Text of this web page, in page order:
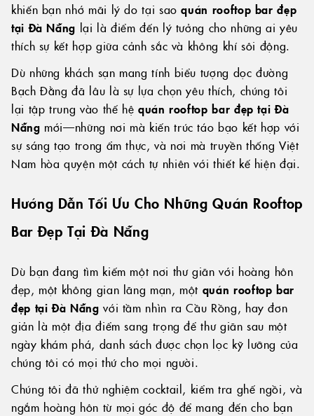
khiến bạn nhớ mãi lý do tại saoquán rooftop bar đẹp
tại Đà Nẵng lại là điểm đến lý tưởng cho những ai yêu
thích sự kết hợp giữa cảnh sắc và không khí sôi động.
Dù những khách sạn mang tính biểu tượng dọc đường
Bạch Đằng đã lâu là sự lựa chọn yêu thích, chúng tôi
lại tập trung vào thế hệ quán rooftop bar đẹp tại Đà
Nẵng mới—những nơi mà kiến trúc táo bạo kết hợp với
sự sáng tạo trong ẩm thực, và nơi mà truyền thống Việt
Nam hòa quyện một cách tự nhiên với thiết kế hiện đại.
Hướng Dẫn Tối Ưu Cho Những Quán Rooftop
Bar Đẹp Tại Đà Nẵng
Dù bạn đang tìm kiếm một nơi thư giãn với hoàng hôn
đẹp, một không gian lãng mạn, một quán rooftop bar
đẹp tại Đà Nẵng với tầm nhìn ra Cầu Rồng, hay đơn
giản là một địa điểm sang trọng để thư giãn sau một
ngày khám phá, danh sách được chọn lọc kỹ lưỡng của
chúng tôi có mọi thứ cho mọi người.
Chúng tôi đã thử nghiệm cocktail, kiểm tra ghế ngồi, và
ngắm hoàng hôn từ mọi góc độ để mang đến cho bạn